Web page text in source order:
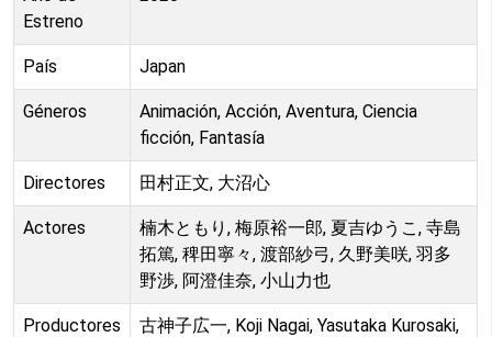
Estreno
País Japan
Géneros
Animación, Acción, Aventura, Ciencia
ficción, Fantasía
Directores 田村正文, 大沼心
Actores
楠木ともり, 梅原裕一郎, 夏吉ゆうこ, 寺島
拓篤, 稗田寧々, 渡部紗弓, 久野美咲, 羽多
野渉, 阿澄佳奈, 小山力也
Productores
古神子広一, Koji Nagai, Yasutaka Kurosaki,